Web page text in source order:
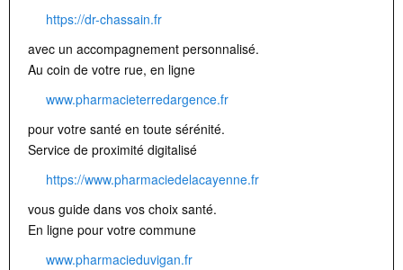
https://dr-chassain.fr
avec un accompagnement personnalisé.
Au coin de votre rue, en ligne
www.pharmacieterredargence.fr
pour votre santé en toute sérénité.
Service de proximité digitalisé
https://www.pharmaciedelacayenne.fr
vous guide dans vos choix santé.
En ligne pour votre commune
www.pharmacieduvigan.fr